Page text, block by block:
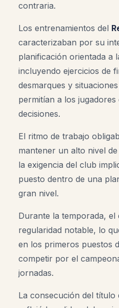
contraria.
Los entrenamientos del
caracterizaban por su
planificación orientada a
incluyendo ejercicios de
desmarques y
permitían a los
decisiones.
El ritmo de trabajo
mantener un alto nivel
la exigencia del club
puesto dentro de una
gran nivel.
Durante la temporada,
regularidad notable, lo
en los primeros puestos
competir por el
jornadas.
La consecución del título